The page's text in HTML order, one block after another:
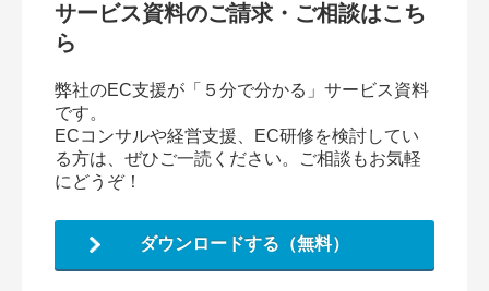
サービス資料のご請求・ご相談はこち
ら
弊社のEC支援が「５分で分かる」サービス資料
です。
ECコンサルや経営支援、EC研修を検討してい
る方は、ぜひご一読ください。ご相談もお気軽
にどうぞ！
ダウンロードする（無料）